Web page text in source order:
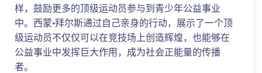
样，鼓励更多的顶级运动员参与到青少年公益事业
中。西蒙·拜尔斯通过自己亲身的行动，展示了一个顶
级运动员不仅仅可以在竞技场上创造辉煌，也能够在
公益事业中发挥巨大作用，成为社会正能量的传播
者。